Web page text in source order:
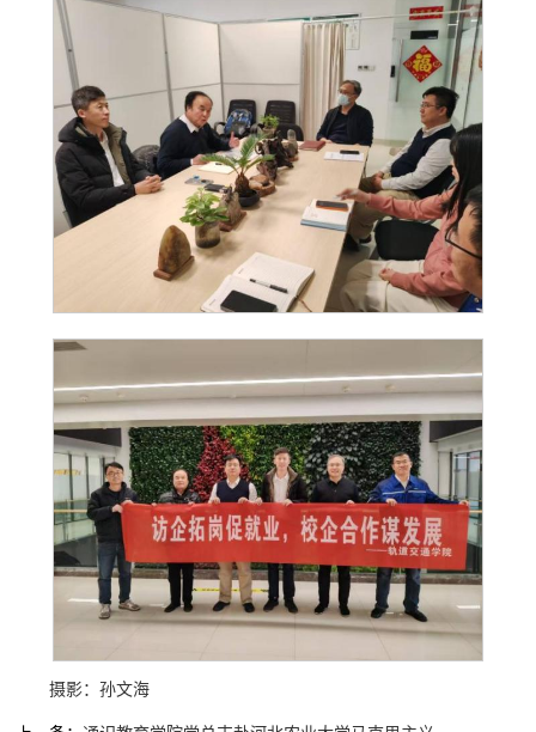
摄影：孙文海